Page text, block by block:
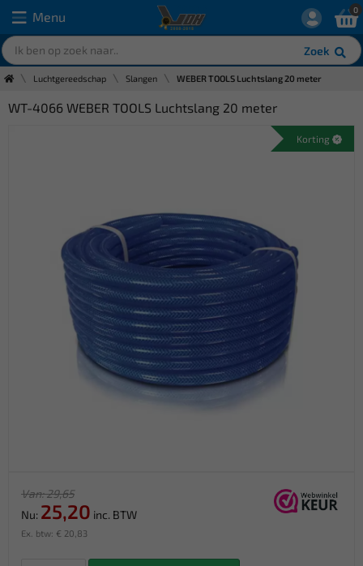
Menu
Zoek
0
Luchtgereedschap Slangen WEBER TOOLS Luchtslang 20 meter
WT-4066 WEBER TOOLS Luchtslang 20 meter
Korting
Van: 29,65
Nu: 25,20 inc. BTW
Ex. btw: € 20,83